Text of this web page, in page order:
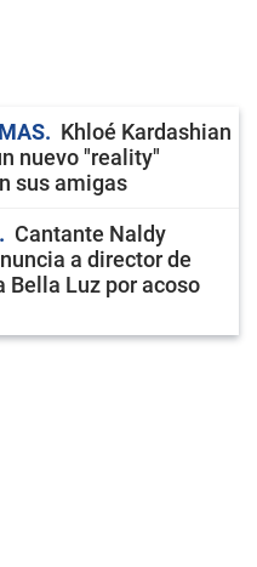
Khloé Kardashian
nuevo "reality"
sus amigas
Cantante Naldy
a director de
Bella Luz por acoso